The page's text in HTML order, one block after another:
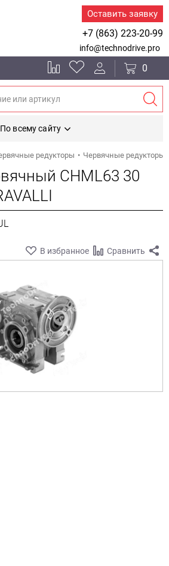
Оставить заявку
+7 (863) 223-20-99
info@technodrive.pro
0
По всему сайту
редукторы Червячные редукторы
CHML63 30
В избранное Сравнить